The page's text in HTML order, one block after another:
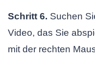
Schritt 6. Suchen
Video, das Sie
mit der rechten